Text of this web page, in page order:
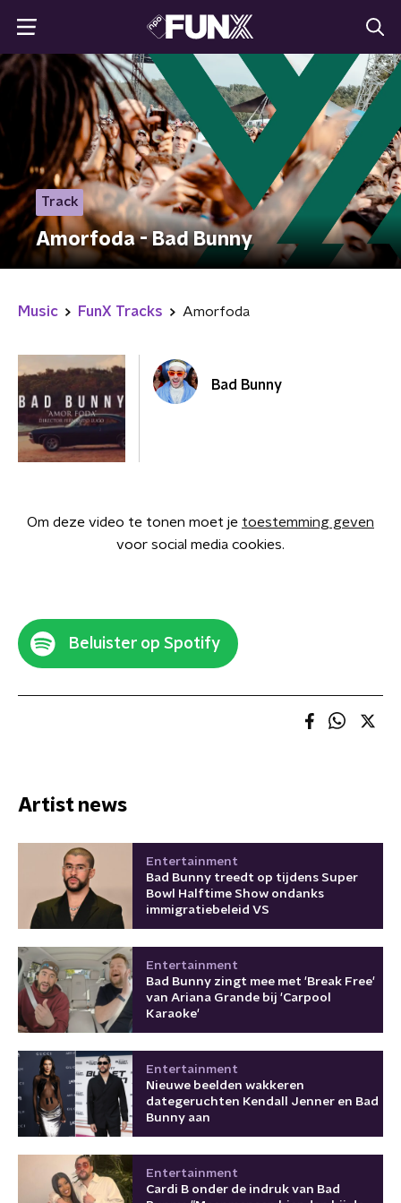
Track
Amorfoda - Bad Bunny
Music FunX Tracks Amorfoda
Bad Bunny
Om deze video te tonen moet je toestemming geven
voor social media cookies.
Beluister op Spotify
Artist news
Entertainment
Bad Bunny treedt op tijdens Super
Bowl Halftime Show ondanks
immigratiebeleid VS
Entertainment
Bad Bunny zingt mee met 'Break Free'
van Ariana Grande bij 'Carpool
Karaoke'
Entertainment
Nieuwe beelden wakkeren
dategeruchten Kendall Jenner en Bad
Bunny aan
Entertainment
Cardi B onder de indruk van Bad